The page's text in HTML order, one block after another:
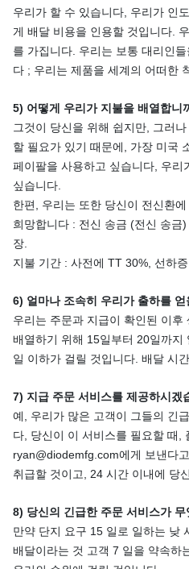
우리가 할 수 있습니다, 우리가 인
게 배달 비용을 인용할 것입니다.
를 가집니다. 우리는 보통 대리인
다 ; 우리는 제품을 세계의 어떠한
5) 어떻게 우리가 지불을 배열합니
그것이 당신을 위해 쉽지만, 그러
할 필요가 있기 때문에, 가장 미국
페이팔을 사용하고 싶습니다, 우리
싶습니다.
한편, 우리는 또한 당신이 전신환
희망합니다 : 전신 송금 (전신 송금
장.
지불 기간 : 사전에 TT 30%, 선하
6) 얼마나 조속히 우리가 출하를
우리는 주문과 지급이 확인된 이
배열하기 위해 15일부터 20일까지
일 이하가 걸릴 것입니다. 배달 시
7) 지급 주문 서비스를 제공하시겠
예, 우리가 많은 고객이 그들의 긴
다, 당신이 이 서비스를 필요할 때,
ryan@diodemfg.com에게 보낸다
취급할 것이고, 24 시간 이내에 당
8) 당신의 긴급한 주문 서비스가 무
만약 단지 요구 15 일로 일하는 낮
배달이라는 것 고객 7 일을 약속하